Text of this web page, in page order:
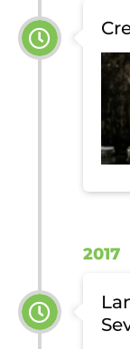
2017